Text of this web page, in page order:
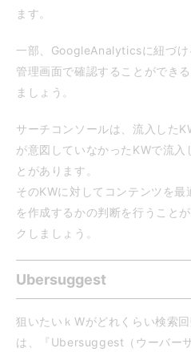
ます。
一部、GoogleAnalyticsに紐づけ
管理画面で確認することができ
ましょう。
サーチコンソールは、流入した
が意図していなかったKWで流入
とがあります。
そのKWに対してコンテンツを
を作成するかの判断を行うこと
クしましょう。
Ubersuggest
狙いたいｋWがどれくらい検索
は、『Ubersuggest（ウーバー